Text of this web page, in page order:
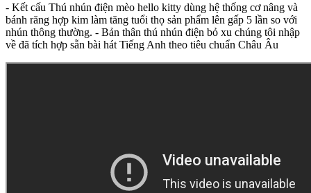
- Kết cấu Thú nhún điện mèo hello kitty dùng hệ thống cơ nâng và
bánh răng hợp kim làm tăng tuổi thọ sản phẩm lên gấp 5 lần so với
nhún thông thường. - Bản thân thú nhún điện bỏ xu chúng tôi nhập
về đã tích hợp sẵn bài hát Tiếng Anh theo tiêu chuẩn Châu Âu